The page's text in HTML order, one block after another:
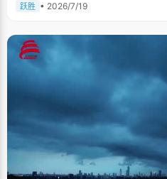
跃胜 • 2026/7/19